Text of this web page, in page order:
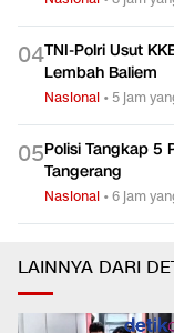
04TNI-Polri Usut
Lembah Baliem
Nasional • 5 jam
05Polisi Tangkap 5
Tangerang
Nasional •6 jam
LAINNYA DARI